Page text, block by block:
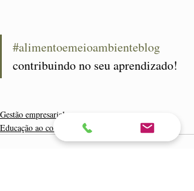
#alimentoemeioambienteblog
contribuindo no seu aprendizado!
Gestão empresarial
Educação ao consumidor